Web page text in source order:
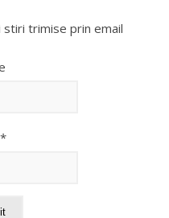
trimise prin email